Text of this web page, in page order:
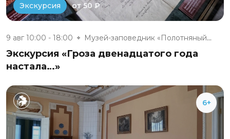
Экскурсия от 50 ₽
9 авг 10:00 - 18:00 Музей-заповедник «Полотняный З...
Экскурсия «Гроза двенадцатого года
настала…»
6+